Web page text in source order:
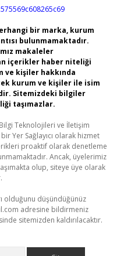
bir marka, kurum
bulunmamaktadır.
makaleler
içerikler haber niteliği
ve kişiler hakkında
kurum ve kişiler ile isim
Sitemizdeki bilgiler
taşımazlar.
Teknolojileri ve İletişim
Yer Sağlayıcı olarak hizmet
proaktif olarak denetleme
Ancak, üyelerimiz
olup, siteye üye olarak
olduğunu düşündüğünüz
adresine bildirmeniz
sitemizden kaldırılacaktır.